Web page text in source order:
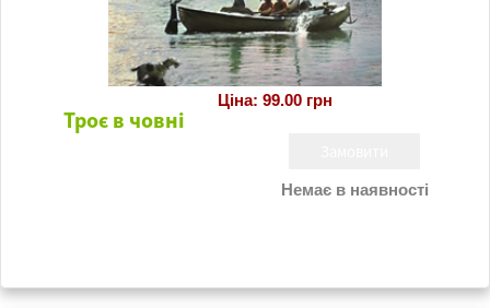
Троє в човні
Ціна: 99.00 грн
Немає в наявності